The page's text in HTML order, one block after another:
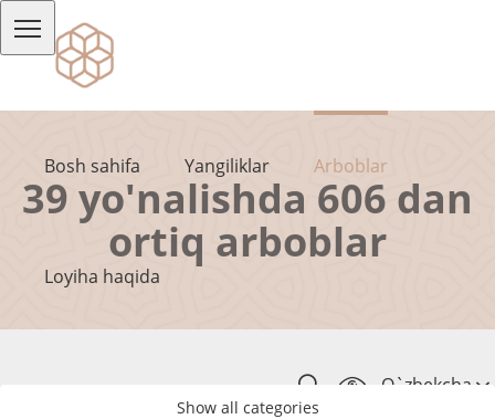
Bosh sahifa Yangiliklar Arboblar
Loyiha haqida
O`zbekcha
39 yo'nalishda 606 dan
ortiq arboblar
Show all categories